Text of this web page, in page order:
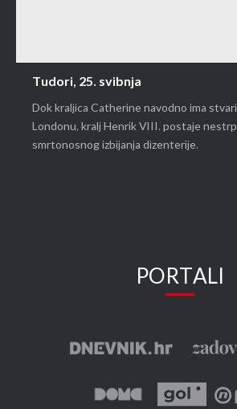
Tudori, 25. svibnja
Dok kraljica Catherine navodno ima
Londonu, kralj Henrik VIII. postaje
smrtonosnog izbijanja dizenterije.
PORTALI